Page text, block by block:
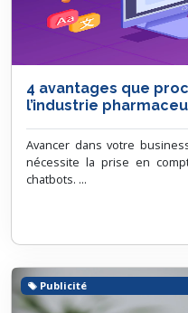
4 avantages que
l’industrie
Avancer dans votre
nécessite la prise en
chatbots. ...
Publicité